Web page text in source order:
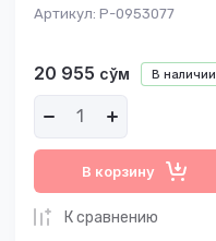
Артикул: P-0953077
В наличии
20 955 сўм
В корзину
К сравнению